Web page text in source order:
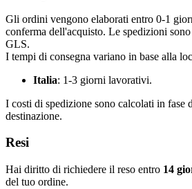
Gli ordini vengono elaborati entro 0-1
conferma dell'acquisto. Le spedizioni
GLS.
I tempi di consegna variano in base alla
Italia: 1-3 giorni lavorativi.
I costi di spedizione sono calcolati in fase
destinazione.
Resi
Hai diritto di richiedere il reso entro 14
del tuo ordine.